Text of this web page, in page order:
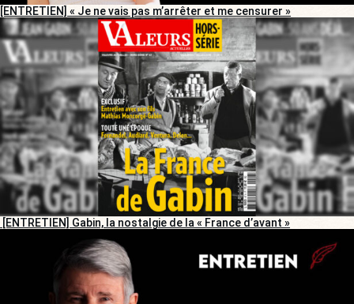
[ENTRETIEN] « Je ne vais pas m’arrêter et me censurer »
[ENTRETIEN] Gabin, la nostalgie de la « France d’avant »